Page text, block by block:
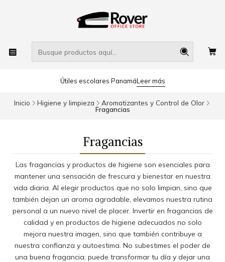
Útiles escolares PanamáLeer más
Inicio Higiene y limpieza Aromatizantes y Control de Olor
Fragancias
Fragancias
Las fragancias y productos de higiene son esenciales para
mantener una sensación de frescura y bienestar en nuestra
vida diaria. Al elegir productos que no solo limpian, sino que
también dejan un aroma agradable, elevamos nuestra rutina
personal a un nuevo nivel de placer. Invertir en fragancias de
calidad y en productos de higiene adecuados no solo
mejora nuestra imagen, sino que también contribuye a
nuestra confianza y autoestima. No subestimes el poder de
una buena fragancia; puede transformar tu día y dejar una